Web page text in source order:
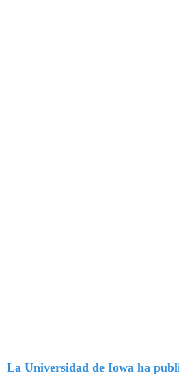
La Universidad de Iowa ha